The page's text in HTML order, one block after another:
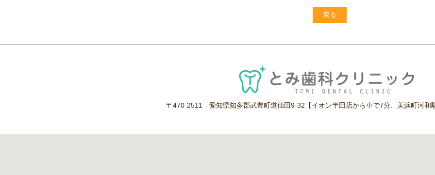
戻る
〒470-2511 愛知県知多郡武豊町道仙田9-32【イオン半田店から車で7分、美浜町河和